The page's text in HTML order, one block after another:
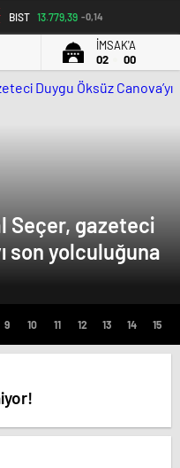
BIST 13.779,39 -0,14
İMSAK'A
02
00
Seçer, gazeteci
son yolculuğuna